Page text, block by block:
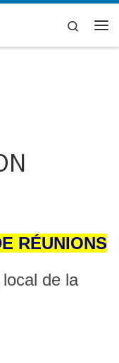
Search
RÉUNIONS
local de la